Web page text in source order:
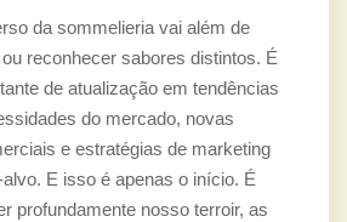
da sommelieria vai além de
reconhecer sabores distintos. É
de atualização em tendências
do mercado, novas
e estratégias de marketing
E isso é apenas o início. É
profundamente nosso terroir, as